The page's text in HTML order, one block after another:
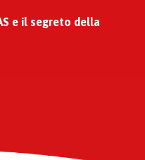
e il segreto della